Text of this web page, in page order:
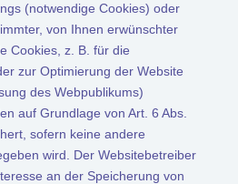
(notwendige Cookies) oder
von Ihnen erwünschter
Cookies, z. B. für die
zur Optimierung der Website
des Webpublikums)
auf Grundlage von Art. 6 Abs.
sofern keine andere
wird. Der Websitebetreiber
an der Speicherung von